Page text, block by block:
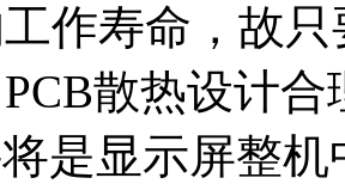
作寿命，故
散热设计
是显示屏整